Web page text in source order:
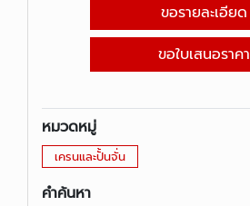
ขอรายละเอียด
ขอใบเสนอราคา
หมวดหมู่
เครนและปั้นจั่น
คำค้นหา